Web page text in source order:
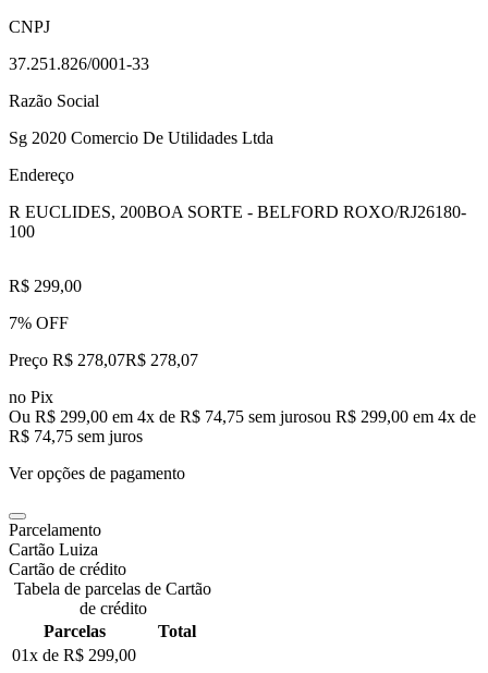
CNPJ
37.251.826/0001-33
Razão Social
Sg 2020 Comercio De Utilidades Ltda
Endereço
R EUCLIDES, 200BOA SORTE - BELFORD ROXO/RJ26180-
100
R$ 299,00
7% OFF
Preço R$ 278,07R$ 278,07
no Pix
Ou R$ 299,00 em 4x de R$ 74,75 sem jurosou R$ 299,00 em 4x de
R$ 74,75 sem juros
Ver opções de pagamento
Parcelamento
Cartão Luiza
Cartão de crédito
Tabela de parcelas de Cartão
de crédito
Parcelas
Total
01x de R$ 299,00